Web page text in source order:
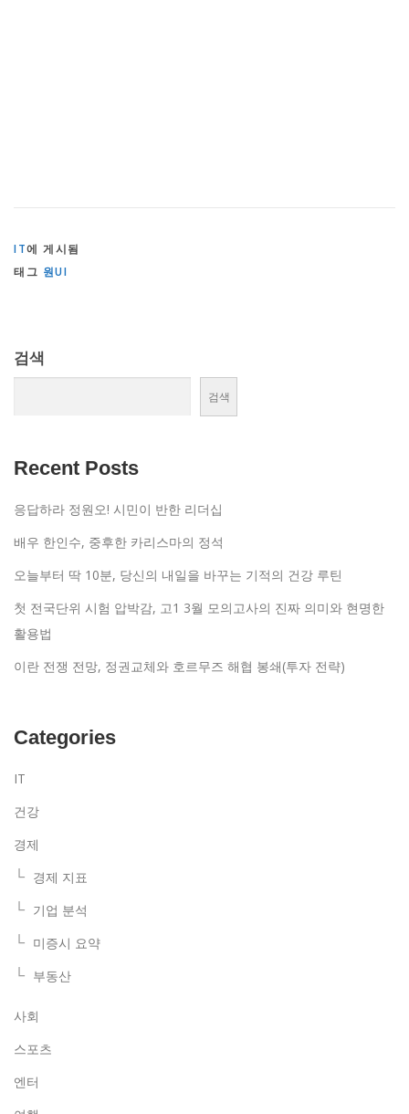
IT에 게시됨
태그 원UI
검색
검색
Recent Posts
응답하라 정원오! 시민이 반한 리더십
배우 한인수, 중후한 카리스마의 정석
오늘부터 딱 10분, 당신의 내일을 바꾸는 기적의 건강 루틴
첫 전국단위 시험 압박감, 고1 3월 모의고사의 진짜 의미와 현명한
활용법
이란 전쟁 전망, 정권교체와 호르무즈 해협 봉쇄(투자 전략)
Categories
IT
건강
경제
경제 지표
기업 분석
미증시 요약
부동산
사회
스포츠
엔터